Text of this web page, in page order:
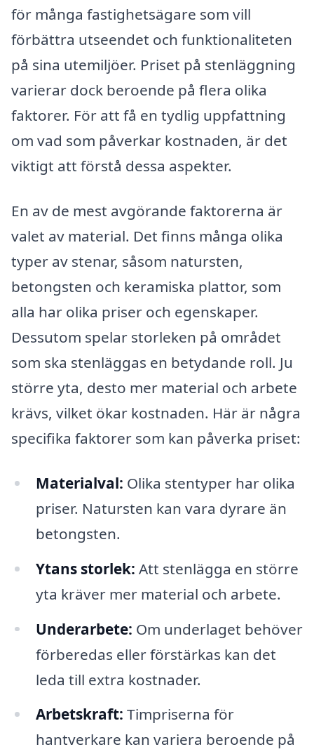
för många fastighetsägare som vill
förbättra utseendet och funktionaliteten
på sina utemiljöer. Priset på stenläggning
varierar dock beroende på flera olika
faktorer. För att få en tydlig uppfattning
om vad som påverkar kostnaden, är det
viktigt att förstå dessa aspekter.
En av de mest avgörande faktorerna är
valet av material. Det finns många olika
typer av stenar, såsom natursten,
betongsten och keramiska plattor, som
alla har olika priser och egenskaper.
Dessutom spelar storleken på området
som ska stenläggas en betydande roll. Ju
större yta, desto mer material och arbete
krävs, vilket ökar kostnaden. Här är några
specifika faktorer som kan påverka priset:
Materialval: Olika stentyper har olika
priser. Natursten kan vara dyrare än
betongsten.
Ytans storlek: Att stenlägga en större
yta kräver mer material och arbete.
Underarbete: Om underlaget behöver
förberedas eller förstärkas kan det
leda till extra kostnader.
Arbetskraft: Timpriserna för
hantverkare kan variera beroende på